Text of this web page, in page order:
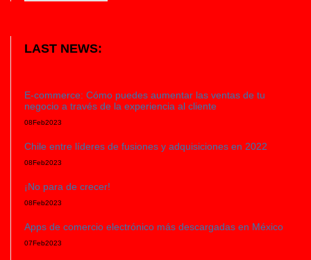
LAST NEWS:
E-commerce: Cómo puedes aumentar las ventas de tu
negocio a través de la experiencia al cliente
08Feb2023
Chile entre líderes de fusiones y adquisiciones en 2022
08Feb2023
¡No para de crecer!
08Feb2023
Apps de comercio electrónico más descargadas en México
07Feb2023